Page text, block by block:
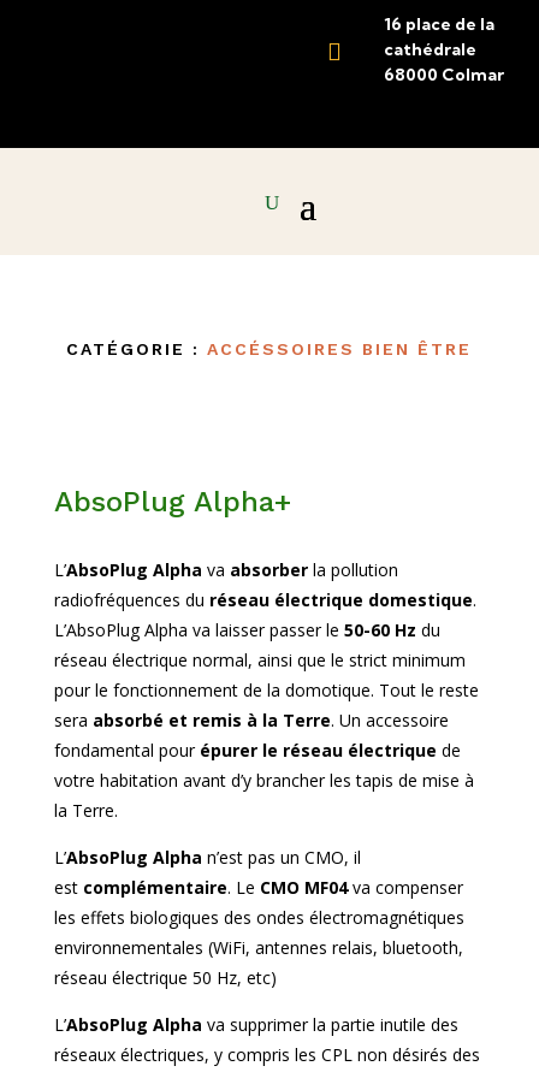

16 place de la
cathédrale
68000 Colmar
CATÉGORIE :ACCÉSSOIRES BIEN ÊTRE
AbsoPlug Alpha+
L’AbsoPlug Alpha va absorber la pollution
radiofréquences du réseau électrique domestique.
L’AbsoPlug Alpha va laisser passer le 50-60 Hz du
réseau électrique normal, ainsi que le strict minimum
pour le fonctionnement de la domotique. Tout le reste
sera absorbé et remis à la Terre. Un accessoire
fondamental pour épurer le réseau électrique de
votre habitation avant d’y brancher les tapis de mise à
la Terre.
L’AbsoPlug Alpha n’est pas un CMO, il
est complémentaire. Le CMO MF04va compenser
les effets biologiques des ondes électromagnétiques
environnementales (WiFi, antennes relais, bluetooth,
réseau électrique 50 Hz, etc)
L’AbsoPlug Alpha va supprimer la partie inutile des
réseaux électriques, y compris les CPL non désirés des